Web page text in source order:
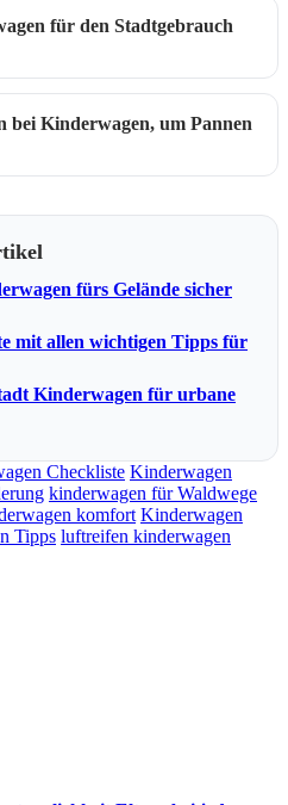
für den Stadtgebrauch
bei Kinderwagen, um Pannen
fürs Gelände sicher
mit allen wichtigen Tipps für
Kinderwagen für urbane
Checkliste Kinderwagen
kinderwagen für Waldwege
komfort Kinderwagen
Tipps luftreifen kinderwagen